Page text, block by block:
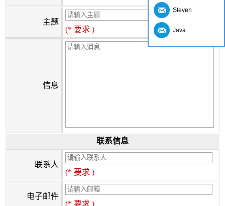
主题
(* 要求 )
信息
联系信息
联系人
(* 要求 )
电子邮件
(* 要求 )
Steven
Java